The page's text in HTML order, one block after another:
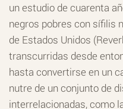
un estudio de cuarenta
negros pobres con sífilis
de Estados Unidos
transcurridas desde
hasta convertirse en un
nutre de un conjunto de
interrelacionadas, como